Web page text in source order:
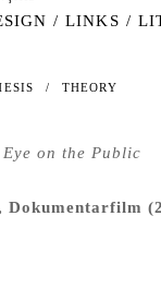
/ LINKS /
/ THEORY
on the Public